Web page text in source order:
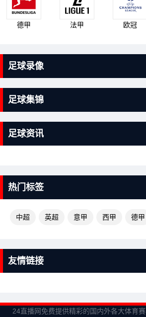
德甲 法甲 欧冠
足球录像
足球集锦
足球资讯
热门标签
中超 英超 意甲 西甲 德甲
友情链接
24直播网免费提供精彩的国内外各大体育